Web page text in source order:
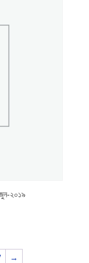
জুন-২০১৯
→